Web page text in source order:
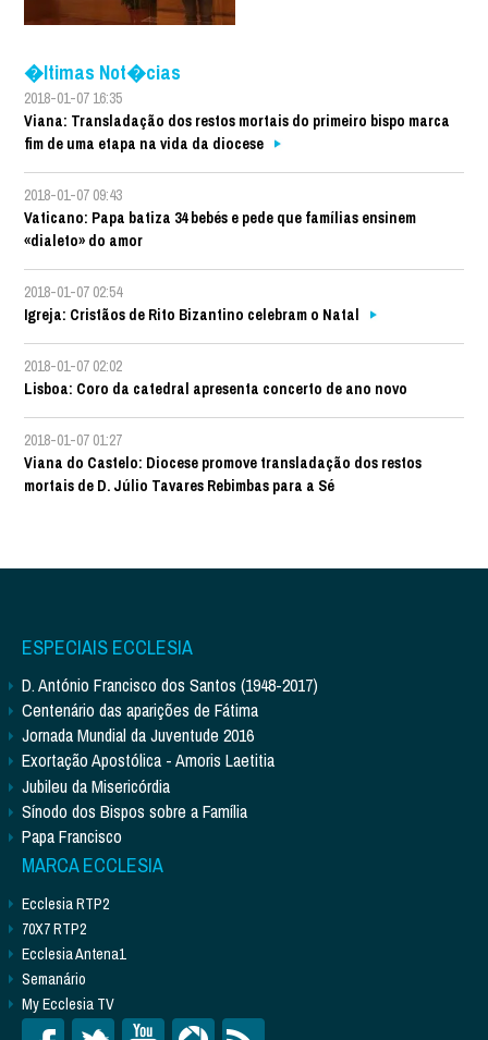
�ltimas Not�cias
2018-01-07 16:35
Viana: Transladação dos restos mortais do primeiro bispo marca
fim de uma etapa na vida da diocese
2018-01-07 09:43
Vaticano: Papa batiza 34 bebés e pede que famílias ensinem
«dialeto» do amor
2018-01-07 02:54
Igreja: Cristãos de Rito Bizantino celebram o Natal
2018-01-07 02:02
Lisboa: Coro da catedral apresenta concerto de ano novo
2018-01-07 01:27
Viana do Castelo: Diocese promove transladação dos restos
mortais de D. Júlio Tavares Rebimbas para a Sé
ESPECIAIS ECCLESIA
D. António Francisco dos Santos (1948-2017)
Centenário das aparições de Fátima
Jornada Mundial da Juventude 2016
Exortação Apostólica - Amoris Laetitia
Jubileu da Misericórdia
Sínodo dos Bispos sobre a Família
Papa Francisco
MARCA ECCLESIA
Ecclesia RTP2
70X7 RTP2
Ecclesia Antena1
Semanário
My Ecclesia TV